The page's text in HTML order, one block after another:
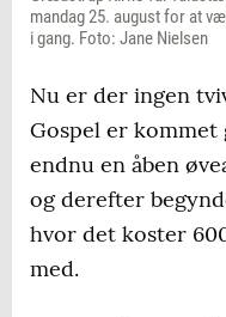
mandag 25. august for at
i gang. Foto: Jane Nielsen
Nu er der ingen
Gospel er
endnu en åben
og derefter
hvor det koster
med.